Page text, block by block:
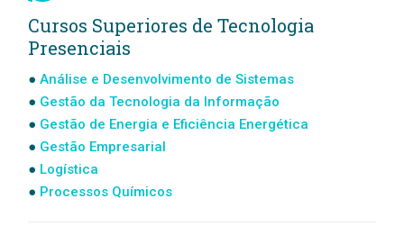
Cursos Superiores de Tecnologia
Presenciais
Análise e Desenvolvimento de Sistemas
Gestão da Tecnologia da Informação
Gestão de Energia e Eficiência Energética
Gestão Empresarial
Logística
Processos Químicos